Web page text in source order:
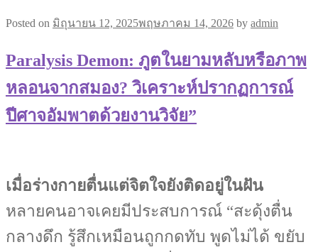
Posted on มิถุนายน 12, 2025พฤษภาคม 14, 2026 by admin
Paralysis Demon: ภูตในยามหลับหรือภาพ
หลอนจากสมอง? วิเคราะห์ปรากฏการณ์
ปีศาจอัมพาตด้วยงานวิจัย”
เมื่อร่างกายตื่นแต่จิตใจยังติดอยู่ในฝัน
หลายคนอาจเคยมีประสบการณ์ “สะดุ้งตื่น
กลางดึก รู้สึกเหมือนถูกกดทับ พูดไม่ได้ ขยับ